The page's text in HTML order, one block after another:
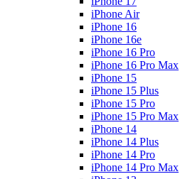
iPhone Air
iPhone 16
iPhone 16e
iPhone 16 Pro
iPhone 16 Pro Max
iPhone 15
iPhone 15 Plus
iPhone 15 Pro
iPhone 15 Pro Max
iPhone 14
iPhone 14 Plus
iPhone 14 Pro
iPhone 14 Pro Max